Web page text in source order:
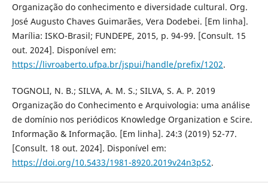
Organização do conhecimento e diversidade cultural. Org.
José Augusto Chaves Guimarães, Vera Dodebei. [Em linha].
Marília: ISKO-Brasil; FUNDEPE, 2015, p. 94-99. [Consult. 15
out. 2024]. Disponível em:
https://livroaberto.ufpa.br/jspui/handle/prefix/1202.
TOGNOLI, N. B.; SILVA, A. M. S.; SILVA, S. A. P. 2019
Organização do Conhecimento e Arquivologia: uma análise
de domínio nos periódicos Knowledge Organization e Scire.
Informação & Informação. [Em linha]. 24:3 (2019) 52-77.
[Consult. 18 out. 2024]. Disponível em:
https://doi.org/10.5433/1981-8920.2019v24n3p52.